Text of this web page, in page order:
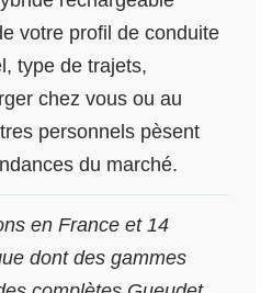
votre profil de conduite
type de trajets,
chez vous ou au
personnels pèsent
du marché.
en France et 14
dont des gammes